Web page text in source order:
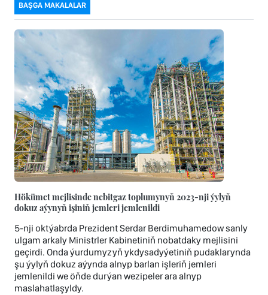
BAŞGA MAKALALAR
Hökümet mejlisinde nebitgaz toplumynyň 2023-nji ýylyň
dokuz aýynyň işiniň jemleri jemlenildi
5-nji oktýabrda Prezident Serdar Berdimuhamedow sanly
ulgam arkaly Ministrler Kabinetiniň nobatdaky mejlisini
geçirdi. Onda ýurdumyzyň ykdysadyýetiniň pudaklarynda
şu ýylyň dokuz aýynda alnyp barlan işleriň jemleri
jemlenildi we öňde durýan wezipeler ara alnyp
maslahatlaşyldy.